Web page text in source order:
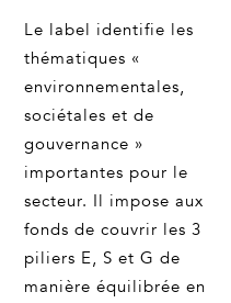
Le label identifie les
thématiques «
environnementales,
sociétales et de
gouvernance »
importantes pour le
secteur. Il impose aux
fonds de couvrir les 3
piliers E, S et G de
manière équilibrée en